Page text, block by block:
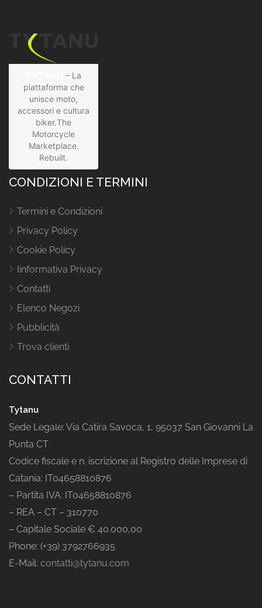
– La
piattaforma che
unisce moto,
accessori e cultura
biker.The
Motorcycle
Marketplace.
Rebuilt.
CONDIZIONI E TERMINI
Termini e Condizioni
Privacy Policy
Cookie Policy
Iinformativa Privacy
Contatti
Elenco Negozi
Pubblicità
Trova clienti
CONTATTI
Tytanu
Sede Legale: Via Catira Savoca, 1, 95037 San Giovanni La
Punta CT
Codice fiscale e n. iscrizione al Registro delle Imprese di
Catania: IT04658810876
– Partita IVA: IT04658810876
– REA – CT – 310770
– Capitale Sociale € 40.000,00
Phone: (+39) 3792766935
E-Mail: contatti@tytanu.com